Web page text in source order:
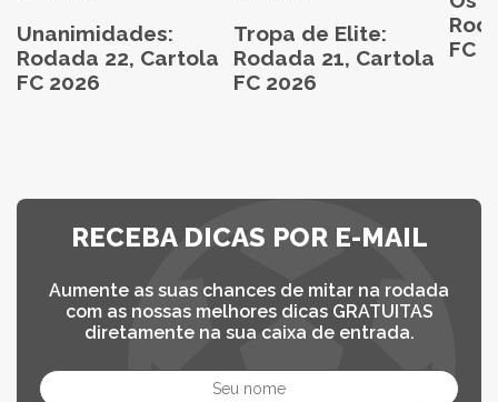
Unanimidades:
Rodada 22, Cartola
FC 2026
Tropa de Elite:
Rodada 21, Cartola
FC 2026
FC
RECEBA DICAS POR E-MAIL
Aumente as suas chances de mitar na rodada
com as nossas melhores dicas GRATUITAS
diretamente na sua caixa de entrada.